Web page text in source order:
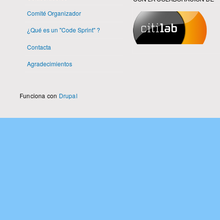
Comité Organizador
¿Qué es un "Code Sprint" ?
Contacta
Agradecimientos
Funciona con Drupal